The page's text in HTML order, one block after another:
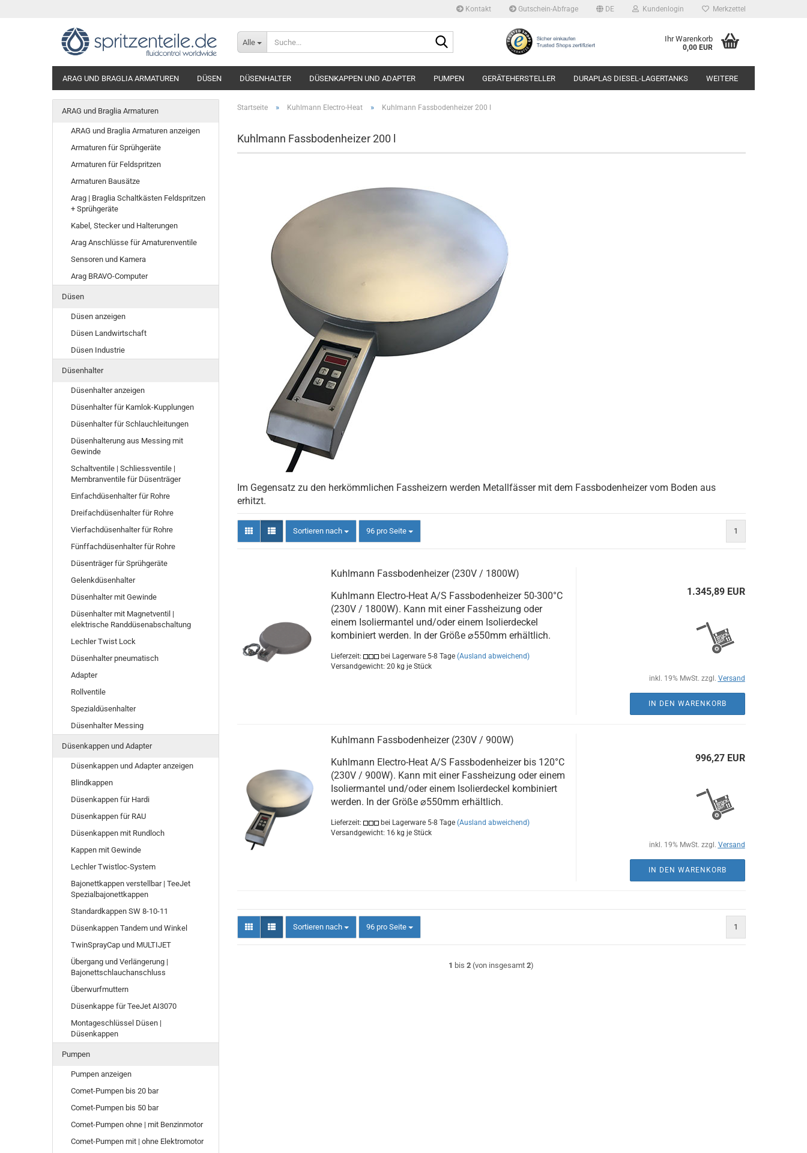
Kontakt Gutschein-Abfrage DE Kundenlogin Merkzettel
Alle Ihr Warenkorb
0,00 EUR
ARAG UND BRAGLIA ARMATUREN DÜSEN DÜSENHALTER DÜSENKAPPEN UND ADAPTER PUMPEN GERÄTEHERSTELLER DURAPLAS DIESEL-LAGERTANKS WEITERE
Startseite » Kuhlmann Electro-Heat » Kuhlmann Fassbodenheizer 200 l
Kuhlmann Fassbodenheizer 200 l
Im Gegensatz zu den herkömmlichen Fassheizern werden Metallfässer mit dem Fassbodenheizer vom Boden aus
erhitzt.​
Sortieren nach
Sortieren nach 96 pro Seite
pro Seite 1
Kuhlmann Fassbodenheizer (230V / 1800W)
Kuhlmann Electro-Heat A/S Fassbodenheizer 50-300°C
(230V / 1800W). Kann mit einer Fassheizung oder
einem Isoliermantel und/oder einem Isolierdeckel
kombiniert werden. In der Größe ⌀550mm erhältlich.
Lieferzeit: bei Lagerware 5-8 Tage (Ausland abweichend)
Versandgewicht: 20 kg je Stück
1.345,89 EUR
inkl. 19% MwSt. zzgl. Versand
IN DEN WARENKORB
Kuhlmann Fassbodenheizer (230V / 900W)
Kuhlmann Electro-Heat A/S Fassbodenheizer bis 120°C
(230V / 900W). Kann mit einer Fassheizung oder einem
Isoliermantel und/oder einem Isolierdeckel kombiniert
werden. In der Größe ⌀550mm erhältlich.
Lieferzeit: bei Lagerware 5-8 Tage (Ausland abweichend)
Versandgewicht: 16 kg je Stück
996,27 EUR
inkl. 19% MwSt. zzgl. Versand
IN DEN WARENKORB
Sortieren nach
Sortieren nach 96 pro Seite
pro Seite 1
1 bis2 (von insgesamt2)
ARAG und Braglia Armaturen
ARAG und Braglia Armaturen anzeigen
Armaturen für Sprühgeräte
Armaturen für Feldspritzen
Armaturen Bausätze
Arag | Braglia Schaltkästen Feldspritzen
+ Sprühgeräte
Kabel, Stecker und Halterungen
Arag Anschlüsse für Amaturenventile
Sensoren und Kamera
Arag BRAVO-Computer
Düsen
Düsen anzeigen
Düsen Landwirtschaft
Düsen Industrie
Düsenhalter
Düsenhalter anzeigen
Düsenhalter für Kamlok-Kupplungen
Düsenhalter für Schlauchleitungen
Düsenhalterung aus Messing mit
Gewinde
Schaltventile | Schliessventile |
Membranventile für Düsenträger
Einfachdüsenhalter für Rohre
Dreifachdüsenhalter für Rohre
Vierfachdüsenhalter für Rohre
Fünffachdüsenhalter für Rohre
Düsenträger für Sprühgeräte
Gelenkdüsenhalter
Düsenhalter mit Gewinde
Düsenhalter mit Magnetventil |
elektrische Randdüsenabschaltung
Lechler Twist Lock
Düsenhalter pneumatisch
Adapter
Rollventile
Spezialdüsenhalter
Düsenhalter Messing
Düsenkappen und Adapter
Düsenkappen und Adapter anzeigen
Blindkappen
Düsenkappen für Hardi
Düsenkappen für RAU
Düsenkappen mit Rundloch
Kappen mit Gewinde
Lechler Twistloc-System
Bajonettkappen verstellbar | TeeJet
Spezialbajonettkappen
Standardkappen SW 8-10-11
Düsenkappen Tandem und Winkel
TwinSprayCap und MULTIJET
Übergang und Verlängerung |
Bajonettschlauchanschluss
Überwurfmuttern
Düsenkappe für TeeJet AI3070
Montageschlüssel Düsen |
Düsenkappen
Pumpen
Pumpen anzeigen
Comet-Pumpen bis 20 bar
Comet-Pumpen bis 50 bar
Comet-Pumpen ohne | mit Benzinmotor
Comet-Pumpen mit | ohne Elektromotor